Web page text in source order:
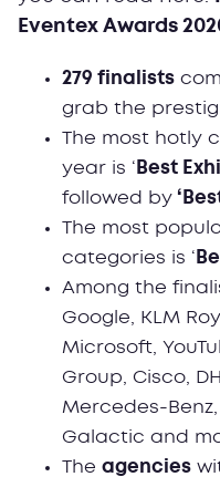
Eventex Awards
279 finalists
grab the
The most hotly
year is ‘ Best
followed by
The most
categories is ‘
Among the
Google, KLM
Microsoft,
Group, Cisco,
Mercedes-
Galactic and
The agencies